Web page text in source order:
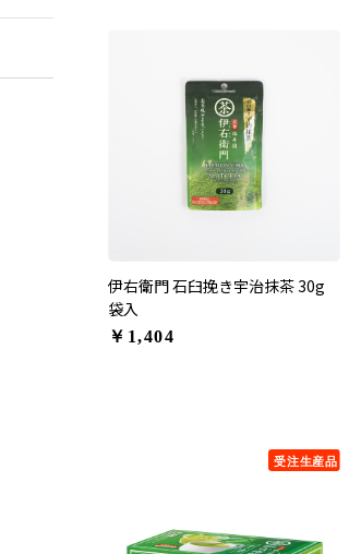
伊右衛門 石臼挽き宇治抹茶 30g
袋入
￥1,404